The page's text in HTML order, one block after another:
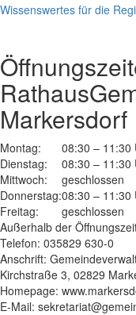
Wissenswertes für die
Rathaus
Markersdorf
Montag:
08:30 – 11:30
Dienstag:
08:30 – 11:30
Mittwoch:
geschlossen
Donnerstag:08:30 – 11:30
Freitag:
geschlossen
Außerhalb der
Telefon: 035829 630-0
Anschrift:
Kirchstraße 3, 02829
Homepage:
E-Mail: